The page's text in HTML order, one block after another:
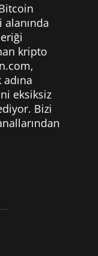
kripto
eksiksiz
Bizi